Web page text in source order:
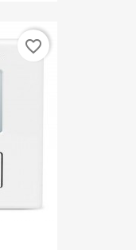
favorite_border